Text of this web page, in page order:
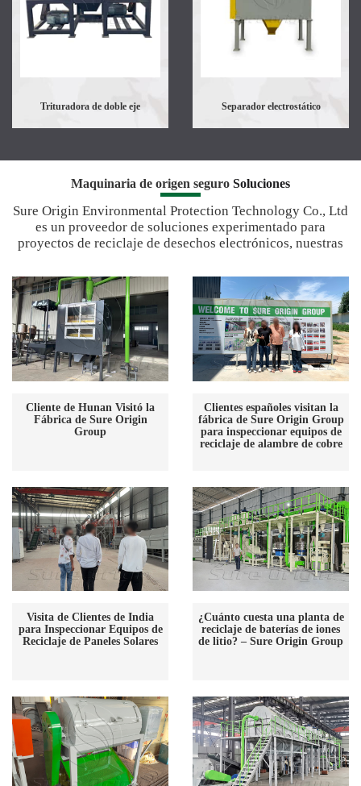
Trituradora de doble eje Separador electrostático
Maquinaria de origen seguro Soluciones
Sure Origin Environmental Protection Technology Co., Ltd
es un proveedor de soluciones experimentado para
proyectos de reciclaje de desechos electrónicos, nuestras
mundo.
Cliente de Hunan Visitó la
Fábrica de Sure Origin
Group
Clientes españoles visitan la
fábrica de Sure Origin Group
para inspeccionar equipos de
reciclaje de alambre de cobre
Visita de Clientes de India
para Inspeccionar Equipos de
Reciclaje de Paneles Solares
¿Cuánto cuesta una planta de
reciclaje de baterías de iones
de litio? – Sure Origin Group